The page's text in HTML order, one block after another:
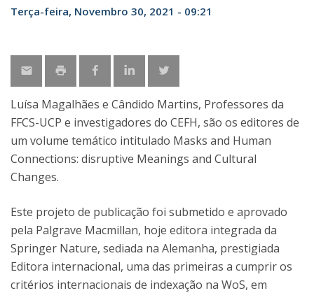
Terça-feira, Novembro 30, 2021 - 09:21
Luísa Magalhães e Cândido Martins, Professores da
FFCS-UCP e investigadores do CEFH, são os editores de
um volume temático intitulado Masks and Human
Connections: disruptive Meanings and Cultural
Changes.
Este projeto de publicação foi submetido e aprovado
pela Palgrave Macmillan, hoje editora integrada da
Springer Nature, sediada na Alemanha, prestigiada
Editora internacional, uma das primeiras a cumprir os
critérios internacionais de indexação na WoS, em